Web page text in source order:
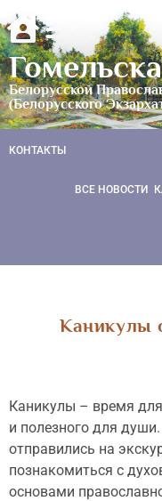
Белорусской
(Белорусского
КОНТАКТЫ
ВСЕ НОВОСТИ
Каникулы
Каникулы – время
и полезного для
отправились на
познакомиться с
основами